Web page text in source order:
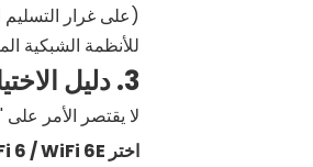
للأنظمة الشبكية
3. دليل الاختيار: WiFi 6 أو WiFi 7؟ الأفضل لك
لا يقتصر الأمر
اختر
6 /WiFi 6E الآن إذا: